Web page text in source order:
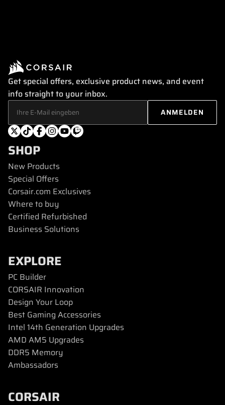
Get special offers, exclusive product news, and event
info straight to your inbox.
SHOP
New Products
Special Offers
Corsair.com Exclusives
Where to buy
Certified Refurbished
Business Solutions
EXPLORE
PC Builder
CORSAIR Innovation
Design Your Loop
Best Gaming Accessories
Intel 14th Generation Upgrades
AMD AM5 Upgrades
DDR5 Memory
Ambassadors
CORSAIR